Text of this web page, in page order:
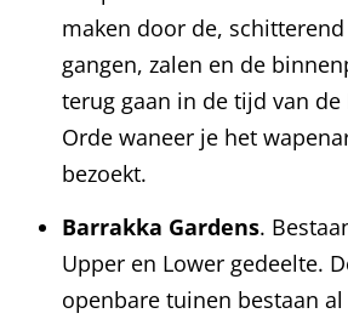
maken door de,
gangen, zalen en de
terug gaan in de tijd van de
Orde waneer je het
bezoekt.
Barrakka Gardens.
Upper en Lower gedeelte.
openbare tuinen bestaan